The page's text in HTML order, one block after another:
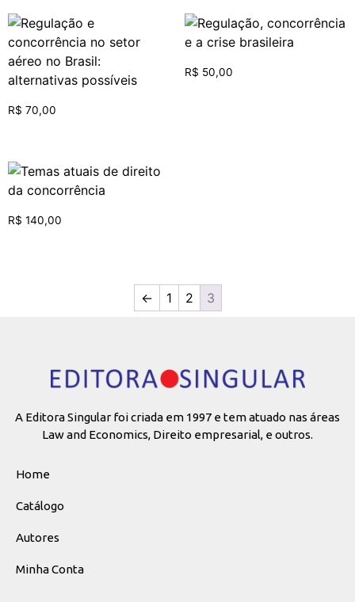
R$ 70,00
R$ 50,00
R$ 140,00
← 1 2 3
A Editora Singular foi criada em 1997 e tem atuado nas áreas
Law and Economics, Direito empresarial, e outros.
Home
Catálogo
Autores
Minha Conta